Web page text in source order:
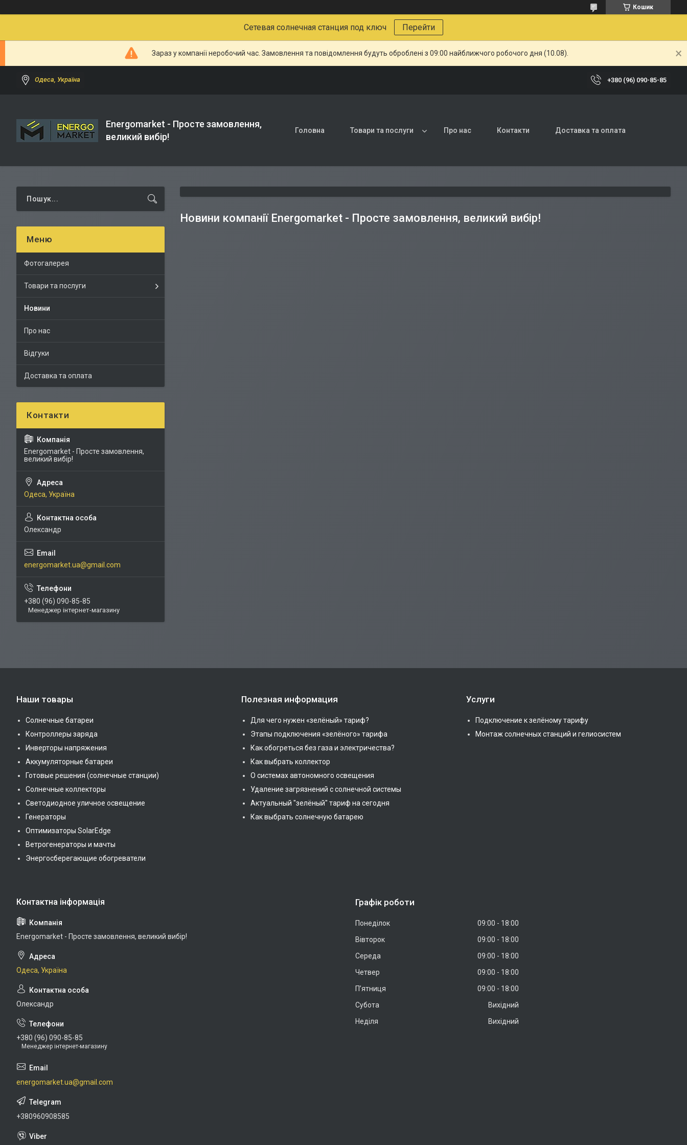
Кошик
Сетевая солнечная станция под ключ Перейти
Зараз у компанії неробочий час. Замовлення та повідомлення будуть оброблені з 09:00 найближчого робочого дня (10.08).
Одеса, Україна +380 (96) 090-85-85
Energomarket - Просте замовлення,
великий вибір!
Головна Товари та послуги Про нас Контакти Доставка та оплата
Новини компанії Energomarket - Просте замовлення, великий вибір!
Фотогалерея
Товари та послуги
Новини
Про нас
Відгуки
Доставка та оплата
Energomarket - Просте замовлення,
великий вибір!
Одеса, Україна
Олександр
energomarket.ua@gmail.com
+380 (96) 090-85-85
Менеджер інтернет-магазину
Наши товары
Солнечные батареи
Контроллеры заряда
Инверторы напряжения
Аккумуляторные батареи
Готовые решения (солнечные станции)
Солнечные коллекторы
Светодиодное уличное освещение
Генераторы
Оптимизаторы SolarEdge
Ветрогенераторы и мачты
Энергосберегающие обогреватели
Полезная информация
Для чего нужен «зелёный» тариф?
Этапы подключения «зелёного» тарифа
Как обогреться без газа и электричества?
Как выбрать коллектор
О системах автономного освещения
Удаление загрязнений с солнечной системы
Актуальный "зелёный" тариф на сегодня
Как выбрать солнечную батарею
Услуги
Подключение к зелёному тарифу
Монтаж солнечных станций и гелиосистем
Energomarket - Просте замовлення, великий вибір!
Одеса, Україна
Олександр
+380 (96) 090-85-85
Менеджер інтернет-магазину
energomarket.ua@gmail.com
+380960908585
Графік роботи
Понеділок 09:00
18:00
Вівторок
09:00
18:00
Середа
09:00
18:00
Четвер
09:00
18:00
Пʼятниця
09:00
18:00
Субота
Вихідний
Неділя
Вихідний